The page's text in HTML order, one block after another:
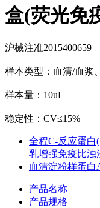
盒(荧光免
沪械注准2015400659
样本类型：血清/血浆
样本量：10uL
稳定性：CV≤15%
全程C-反应蛋白
乳增强免疫比浊
血清淀粉样蛋
产品名称
产品规格